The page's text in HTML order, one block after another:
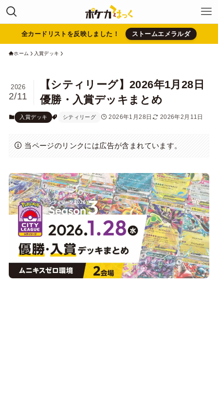
全カードリストを反映しました！ ストームエメラルダ
ホーム 入賞デッキ
【シティリーグ】2026年1月28日
優勝・入賞デッキまとめ
2026
2/11
入賞デッキ シティリーグ 2026年1月28日 2026年2月11日
当ページのリンクには広告が含まれています。